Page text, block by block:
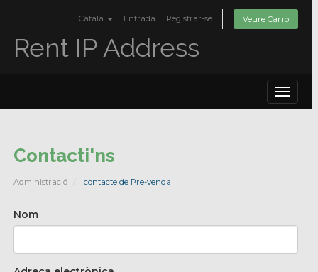
Català Entrada Registrar-se Veure Carro
Rent IP Address
Toggle
Contacti'ns
Administració contacte de Pre-venda
Nom